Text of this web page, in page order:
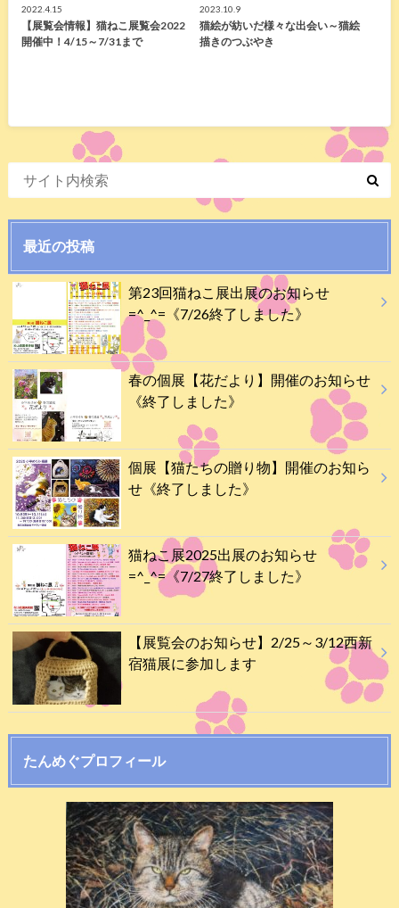
2022.4.15
【展覧会情報】猫ねこ展覧会2022
開催中！4/15～7/31まで
2023.10.9
猫絵が紡いだ様々な出会い～猫絵
描きのつぶやき
最近の投稿
第23回猫ねこ展出展のお知らせ
=^_^=《7/26終了しました》
春の個展【花だより】開催のお知らせ
《終了しました》
個展【猫たちの贈り物】開催のお知ら
せ《終了しました》
猫ねこ展2025出展のお知らせ
=^_^=《7/27終了しました》
【展覧会のお知らせ】2/25～3/12西新
宿猫展に参加します
たんめぐプロフィール